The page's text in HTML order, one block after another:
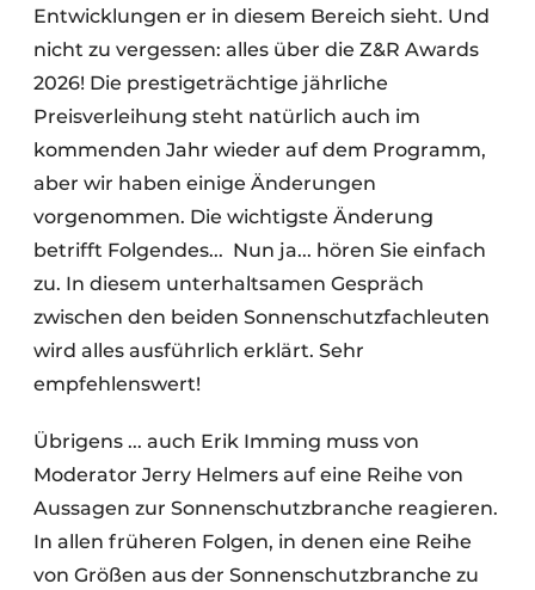
Entwicklungen er in diesem Bereich sieht. Und
nicht zu vergessen: alles über die Z&R Awards
2026! Die prestigeträchtige jährliche
Preisverleihung steht natürlich auch im
kommenden Jahr wieder auf dem Programm,
aber wir haben einige Änderungen
vorgenommen. Die wichtigste Änderung
betrifft Folgendes... Nun ja... hören Sie einfach
zu. In diesem unterhaltsamen Gespräch
zwischen den beiden Sonnenschutzfachleuten
wird alles ausführlich erklärt. Sehr
empfehlenswert!
Übrigens ... auch Erik Imming muss von
Moderator Jerry Helmers auf eine Reihe von
Aussagen zur Sonnenschutzbranche reagieren.
In allen früheren Folgen, in denen eine Reihe
von Größen aus der Sonnenschutzbranche zu